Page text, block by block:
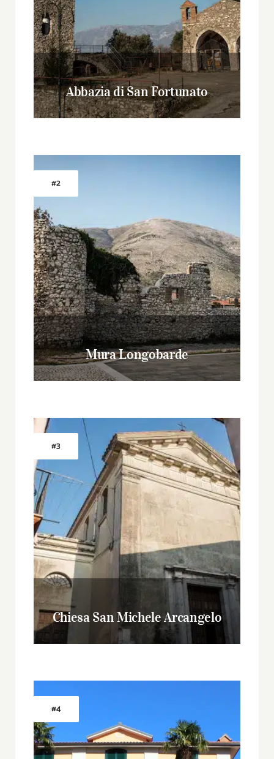
Abbazia di San Fortunato
#2
Mura Longobarde
#3
Chiesa San Michele Arcangelo
#4